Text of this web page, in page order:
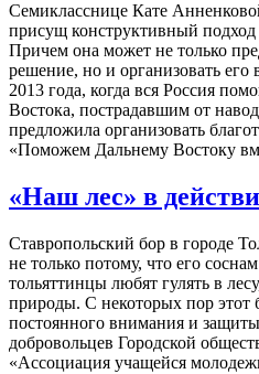
Семикласснице Кате
присущ конструктивный
Причем она может не только
решение, но и организовать
2013 года, когда вся Россия
Востока, пострадавшим от
предложила организовать
«Поможем Дальнему Востоку
«Наш лес» в
Ставропольский бор в городе
не только потому, что его
тольяттинцы любят гулять в
природы. С некоторых пор этот
постоянного внимания и
добровольцев Городской
«Ассоциация учащейся